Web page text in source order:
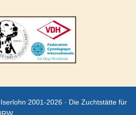
2001-2026 · Die Zuchtstätte für